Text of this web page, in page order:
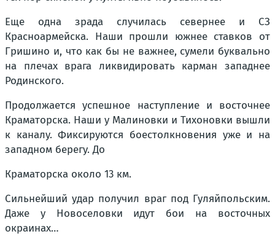
Еще одна зрада случилась севернее и СЗ
Красноармейска. Наши прошли южнее ставков от
Гришино и, что как бы не важнее, сумели буквально
на плечах врага ликвидировать карман западнее
Родинского.
Продолжается успешное наступление и восточнее
Краматорска. Наши у Малиновки и Тихоновки вышли
к каналу. Фиксируются боестолкновения уже и на
западном берегу. До
Краматорска около 13 км.
Сильнейший удар получил враг под Гуляйпольским.
Даже у Новоселовки идут бои на восточных
окраинах…